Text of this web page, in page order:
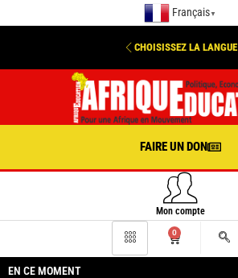
Français ▼
CHOISISSEZ LA LANGUE
FAIRE UN DON
Mon compte
0
EN CE MOMENT